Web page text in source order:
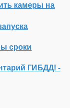
камеры на
сроки
ГИБДД! -